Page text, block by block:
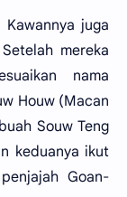
juga
mereka
nama
Houw (Macan
Souw Teng
keduanya ikut
Goan-